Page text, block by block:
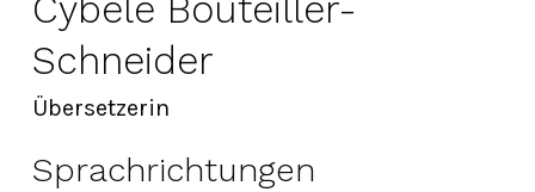
Cybèle Bouteiller-
Schneider
Übersetzerin
Sprachrichtungen